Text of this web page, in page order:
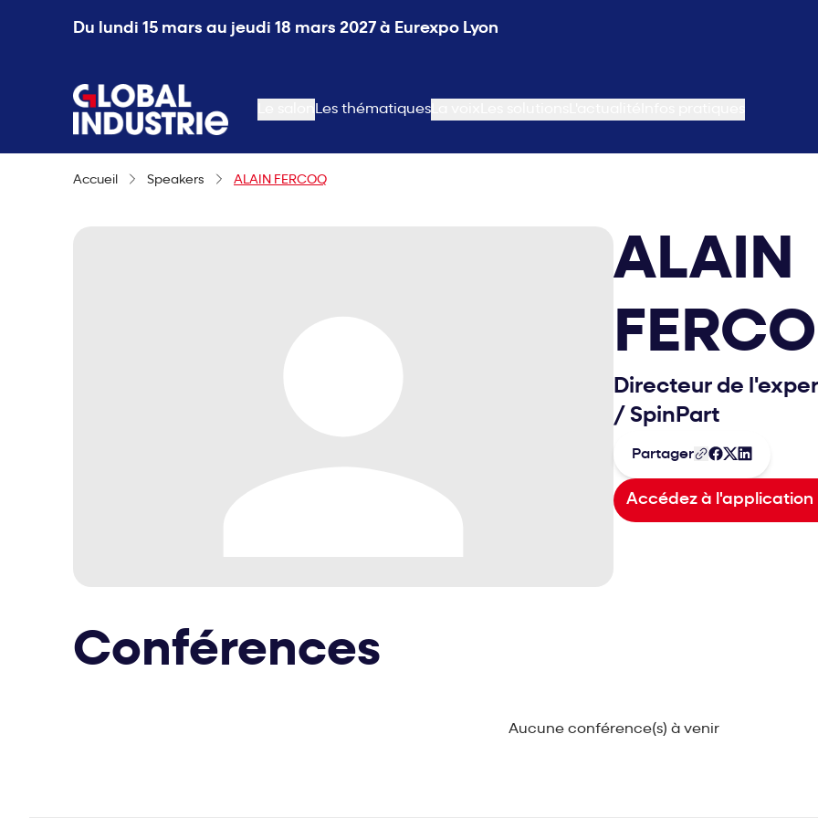
Du lundi 15 mars au jeudi 18 mars 2027 à Eurexpo Lyon
page.home
Les thématiques
Accueil Speakers ALAIN FERCOQ
ALAIN
Directeur de
/ SpinPart
Partager
Accédez à l'application
Conférences
Aucune conférence(s) à venir